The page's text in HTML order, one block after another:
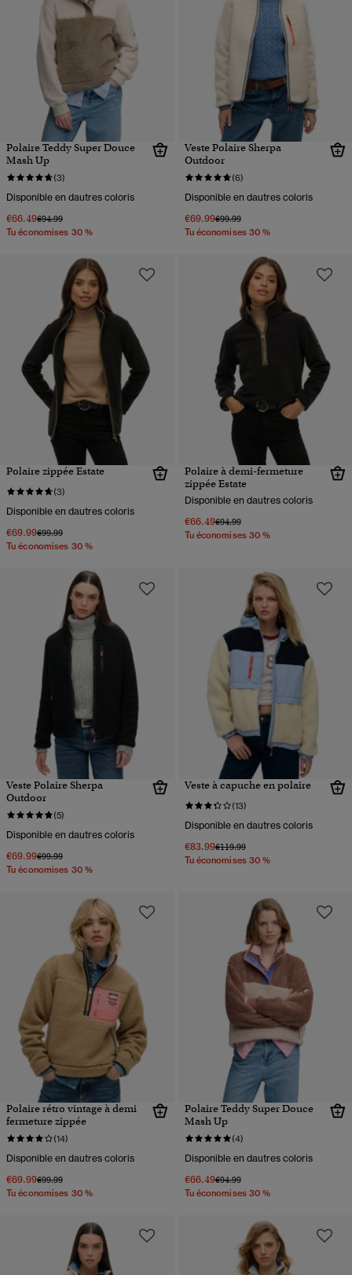
Polaire Teddy Super Douce
Mash Up
(3)
Disponible en dautres coloris
€66.49Prix réduit de
€94.99à
Tu économises 30 %
Veste Polaire Sherpa
Outdoor
(6)
Disponible en dautres coloris
€69.99Prix réduit de
€99.99à
Tu économises 30 %
Polaire zippée Estate
(3)
Disponible en dautres coloris
€69.99Prix réduit de
€99.99à
Tu économises 30 %
Polaire à demi-fermeture
zippée Estate
Disponible en dautres coloris
€66.49Prix réduit de
€94.99à
Tu économises 30 %
Veste Polaire Sherpa
Outdoor
(5)
Disponible en dautres coloris
€69.99Prix réduit de
€99.99à
Tu économises 30 %
Veste à capuche en polaire
(13)
Disponible en dautres coloris
€83.99Prix réduit de
€119.99à
Tu économises 30 %
Polaire rétro vintage à demi
fermeture zippée
(14)
Disponible en dautres coloris
€69.99Prix réduit de
€99.99à
Tu économises 30 %
Polaire Teddy Super Douce
Mash Up
(4)
Disponible en dautres coloris
€66.49Prix réduit de
€94.99à
Tu économises 30 %